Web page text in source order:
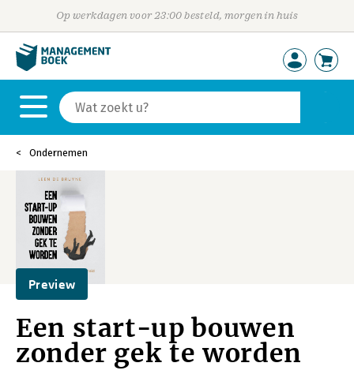
Op werkdagen voor 23:00 besteld, morgen in huis
Ondernemen
Preview
Een start-up bouwen
zonder gek te worden